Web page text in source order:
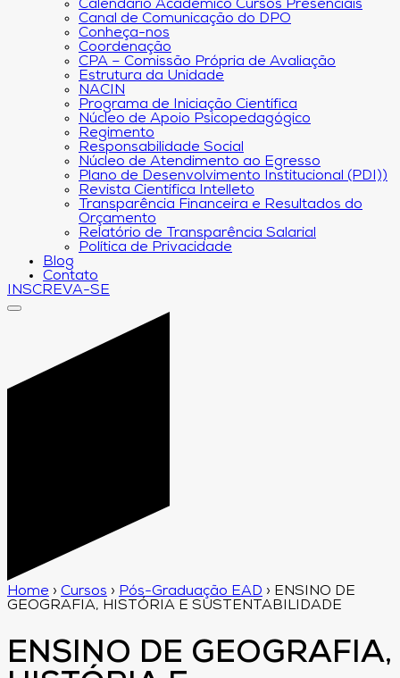
Calendário Acadêmico Cursos Presenciais
Canal de Comunicação do DPO
Conheça-nos
Coordenação
CPA – Comissão Própria de Avaliação
Estrutura da Unidade
NACIN
Programa de Iniciação Científica
Núcleo de Apoio Psicopedagógico
Regimento
Responsabilidade Social
Núcleo de Atendimento ao Egresso
Plano de Desenvolvimento Institucional (PDI))
Revista Científica Intelleto
Transparência Financeira e Resultados do
Orçamento
Relatório de Transparência Salarial
Política de Privacidade
Blog
Contato
INSCREVA-SE
Home › Cursos › Pós-Graduação EAD › ENSINO DE
GEOGRAFIA, HISTÓRIA E SUSTENTABILIDADE
ENSINO DE GEOGRAFIA,